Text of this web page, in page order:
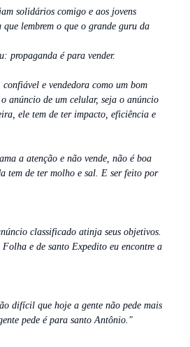
solidários comigo e aos jovens
que lembrem o que o grande guru da
propaganda é para vender.
e vendedora como um bom
anúncio de um celular, seja o anúncio
ele tem de ter impacto, eficiência e
a atenção e não vende, não é boa
tem de ter molho e sal. E ser feito por
classificado atinja seus objetivos.
e de santo Expedito eu encontre a
difícil que hoje a gente não pede mais
pede é para santo Antônio."